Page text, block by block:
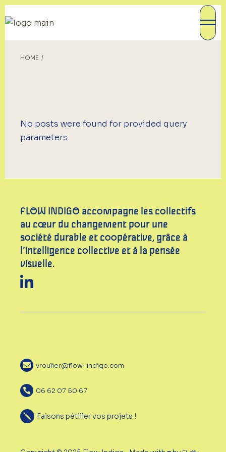
Skip
to
the
HOME
No posts were found for provided query
parameters.
FLOW INDIGO accompagne les collectifs
au cœur du changement pour une
société durable et coopérative, grâce à
l’intelligence collective et à la pensée
visuelle.
vroulier@flow-indigo.com
06 62 07 50 67
Faisons pétiller vos projets !